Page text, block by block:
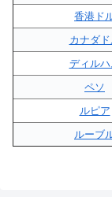
香港ド
カナダ
ディルハ
ペソ
ルピア
ルーブ